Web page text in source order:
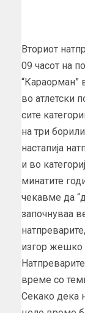
Вториот
09 часот на
“Караорман”
во атлетски
сите
на три
настапија
и во
минатите
чекавме да
започнуваа
изгор жешко
време со
Секако дека